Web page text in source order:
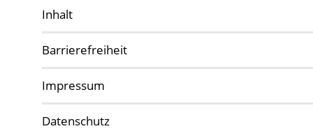
Inhalt
Barrierefreiheit
Impressum
Datenschutz